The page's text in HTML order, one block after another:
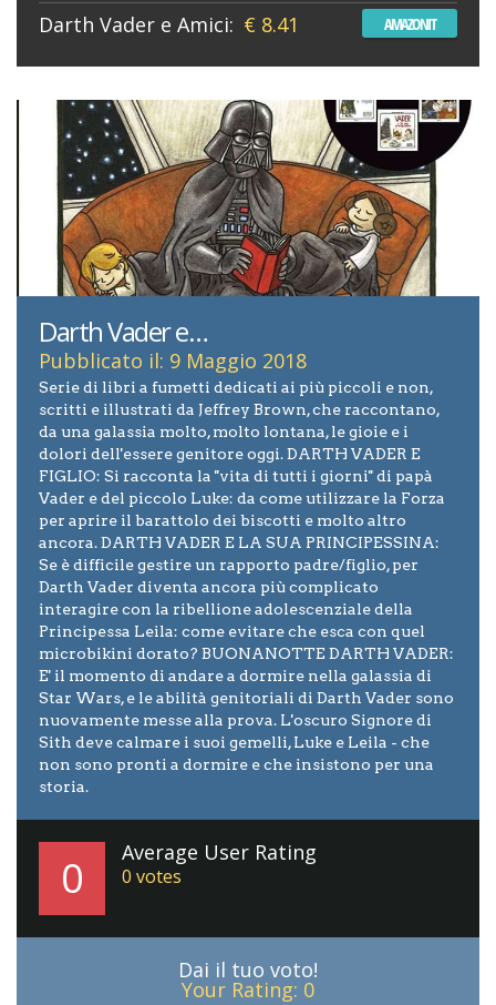
Darth Vader e Amici: € 8.41 AMAZONIT
Darth Vader e…
Pubblicato il: 9 Maggio 2018
Serie di libri a fumetti dedicati ai più piccoli e non,
scritti e illustrati da Jeffrey Brown, che raccontano,
da una galassia molto, molto lontana, le gioie e i
dolori dell'essere genitore oggi. DARTH VADER E
FIGLIO: Si racconta la ''vita di tutti i giorni'' di papà
Vader e del piccolo Luke: da come utilizzare la Forza
per aprire il barattolo dei biscotti e molto altro
ancora. DARTH VADER E LA SUA PRINCIPESSINA:
Se è difficile gestire un rapporto padre/figlio, per
Darth Vader diventa ancora più complicato
interagire con la ribellione adolescenziale della
Principessa Leila: come evitare che esca con quel
microbikini dorato? BUONANOTTE DARTH VADER:
E' il momento di andare a dormire nella galassia di
Star Wars, e le abilità genitoriali di Darth Vader sono
nuovamente messe alla prova. L'oscuro Signore di
Sith deve calmare i suoi gemelli, Luke e Leila - che
non sono pronti a dormire e che insistono per una
storia.
0 Average User Rating
0 votes
Dai il tuo voto!
Your Rating: 0